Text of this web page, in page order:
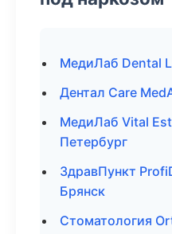
МедиЛаб Dental
Дентал Care
МедиЛаб Vital
Петербург
ЗдравПункт
Брянск
Стоматология